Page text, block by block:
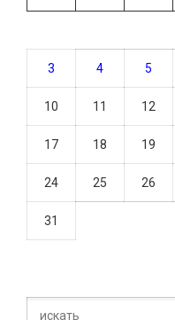
3 4 5
10 11 12
17 18 19
24 25 26
31